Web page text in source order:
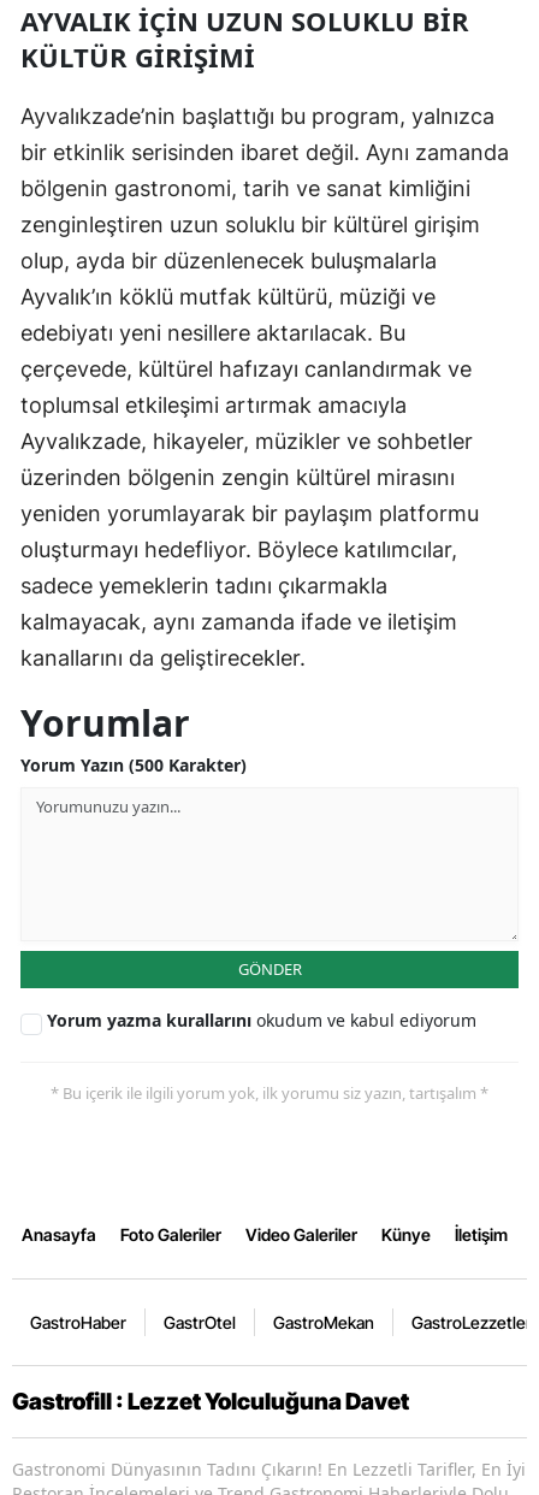
AYVALIK İÇIN UZUN SOLUKLU BIR
KÜLTÜR GIRIŞIMI
Ayvalıkzade’nin başlattığı bu program, yalnızca
bir etkinlik serisinden ibaret değil. Aynı zamanda
bölgenin gastronomi, tarih ve sanat kimliğini
zenginleştiren uzun soluklu bir kültürel girişim
olup, ayda bir düzenlenecek buluşmalarla
Ayvalık’ın köklü mutfak kültürü, müziği ve
edebiyatı yeni nesillere aktarılacak. Bu
çerçevede, kültürel hafızayı canlandırmak ve
toplumsal etkileşimi artırmak amacıyla
Ayvalıkzade, hikayeler, müzikler ve sohbetler
üzerinden bölgenin zengin kültürel mirasını
yeniden yorumlayarak bir paylaşım platformu
oluşturmayı hedefliyor. Böylece katılımcılar,
sadece yemeklerin tadını çıkarmakla
kalmayacak, aynı zamanda ifade ve iletişim
kanallarını da geliştirecekler.
Yorumlar
Yorum Yazın (500 Karakter)
GÖNDER
Yorum yazma kurallarını okudum ve kabul ediyorum
* Bu içerik ile ilgili yorum yok, ilk yorumu siz yazın, tartışalım *
Anasayfa Foto Galeriler Video Galeriler Künye İletişim
GastroHaber GastrOtel GastroMekan GastroLezzetler
Gastrofill : Lezzet Yolculuğuna Davet
Gastronomi Dünyasının Tadını Çıkarın! En Lezzetli Tarifler, En İyi